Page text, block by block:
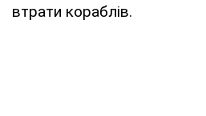
втрати кораблів.